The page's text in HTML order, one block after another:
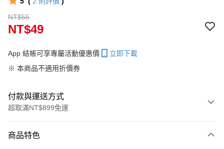
NT$55
NT$49
App 結帳可享專屬活動優惠價
立即下載
※ 本商品不適用折價券
付款與運送方式
超取滿NT$899免運
信用卡一次付款
商品特色